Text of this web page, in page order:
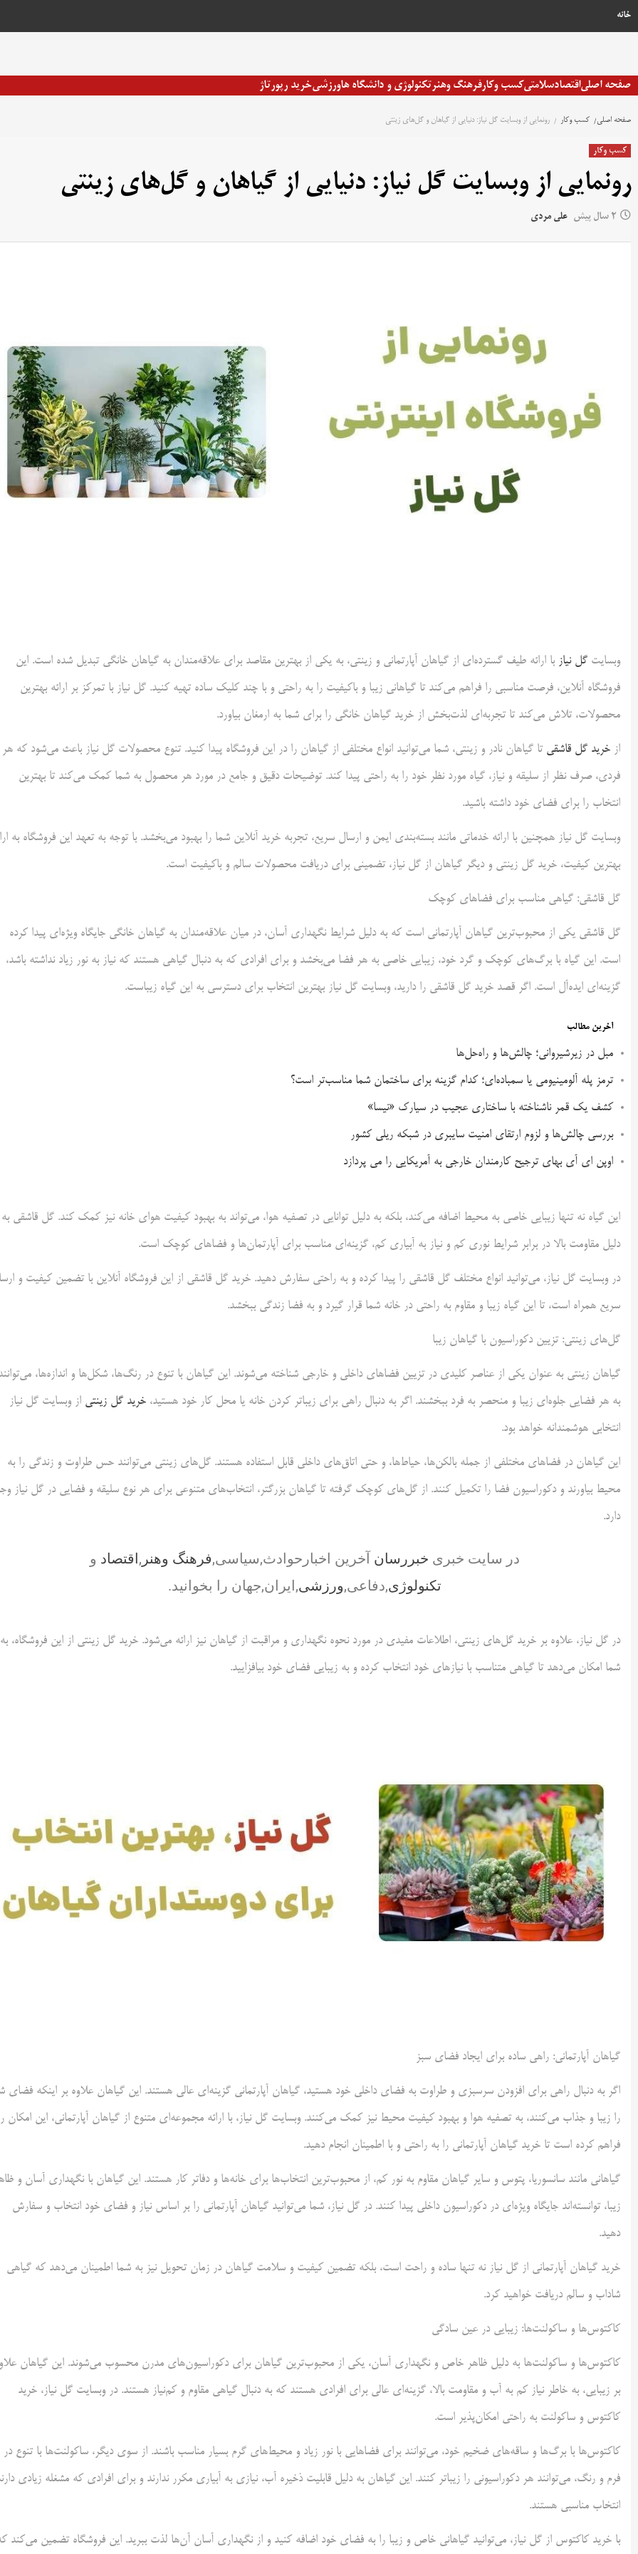
خانه
صفحه اصلیاقتصادسلامتیکسب وکارفرهنگ وهنرتکنولوژی و دانشگاه هاورزشیخرید رپورتاژ
صفحه اصلی کسب وکار رونمایی از وبسایت گل نیاز: دنیایی از گیاهان و گل‌های زینتی
کسب وکار
رونمایی از وبسایت گل نیاز: دنیایی از گیاهان و گل‌های زینتی
2 سال پیش علی مردی
وبسایت گل نیاز با ارائه طیف گسترده‌ای از گیاهان آپارتمانی و زینتی، به یکی از بهترین مقاصد برای علاقه‌مندان به گیاهان خانگی تبدیل شده است. این
فروشگاه آنلاین، فرصت مناسبی را فراهم می‌کند تا گیاهانی زیبا و باکیفیت را به راحتی و با چند کلیک ساده تهیه کنید. گل نیاز با تمرکز بر ارائه بهترین
محصولات، تلاش می‌کند تا تجربه‌ای لذت‌بخش از خرید گیاهان خانگی را برای شما به ارمغان بیاورد.
از خرید گل قاشقی تا گیاهان نادر و زینتی، شما می‌توانید انواع مختلفی از گیاهان را در این فروشگاه پیدا کنید. تنوع محصولات گل نیاز باعث می‌شود که هر
فردی، صرف نظر از سلیقه و نیاز، گیاه مورد نظر خود را به راحتی پیدا کند. توضیحات دقیق و جامع در مورد هر محصول به شما کمک می‌کند تا بهترین
انتخاب را برای فضای خود داشته باشید.
وبسایت گل نیاز همچنین با ارائه خدماتی مانند بسته‌بندی ایمن و ارسال سریع، تجربه خرید آنلاین شما را بهبود می‌بخشد. با توجه به تعهد این فروشگاه به
بهترین کیفیت، خرید گل زینتی و دیگر گیاهان از گل نیاز، تضمینی برای دریافت محصولات سالم و باکیفیت است.
گل قاشقی: گیاهی مناسب برای فضاهای کوچک
گل قاشقی یکی از محبوب‌ترین گیاهان آپارتمانی است که به دلیل شرایط نگهداری آسان، در میان علاقه‌مندان به گیاهان خانگی جایگاه ویژه‌ای پیدا کرده
است. این گیاه با برگ‌های کوچک و گرد خود، زیبایی خاصی به هر فضا می‌بخشد و برای افرادی که به دنبال گیاهی هستند که نیاز به نور زیاد نداشته باشد،
گزینه‌ای ایده‌آل است. اگر قصد خرید گل قاشقی را دارید، وبسایت گل نیاز بهترین انتخاب برای دسترسی به این گیاه زیباست.
آخرین مطالب
مبل در زیرشیروانی؛ چالش‌ها و راه‌حل‌ها
ترمز پله آلومینیومی یا سمباده‌ای؛ کدام گزینه برای ساختمان شما مناسب‌تر است؟
کشف یک قمر ناشناخته با ساختاری عجیب در سیارک «نیسا»
بررسی چالش‌ها و لزوم ارتقای امنیت سایبری در شبکه ریلی کشور
اوپن ای آی بهای ترجیح کارمندان خارجی به آمریکایی را می پردازد
این گیاه نه تنها زیبایی خاصی به محیط اضافه می‌کند، بلکه به دلیل توانایی در تصفیه هوا، می‌تواند به بهبود کیفیت هوای خانه نیز کمک کند. گل قاشقی به
دلیل مقاومت بالا در برابر شرایط نوری کم و نیاز به آبیاری کم، گزینه‌ای مناسب برای آپارتمان‌ها و فضاهای کوچک است.
در وبسایت گل نیاز، می‌توانید انواع مختلف گل قاشقی را پیدا کرده و به راحتی سفارش دهید. خرید گل قاشقی از این فروشگاه آنلاین با تضمین کیفیت و
سریع همراه است، تا این گیاه زیبا و مقاوم به راحتی در خانه شما قرار گیرد و به فضا زندگی ببخشد.
گل‌های زینتی: تزیین دکوراسیون با گیاهان زیبا
گیاهان زینتی به عنوان یکی از عناصر کلیدی در تزیین فضاهای داخلی و خارجی شناخته می‌شوند. این گیاهان با تنوع در رنگ‌ها، شکل‌ها و اندازه‌ها،
به هر فضایی جلوه‌ای زیبا و منحصر به فرد ببخشند. اگر به دنبال راهی برای زیباتر کردن خانه یا محل کار خود هستید، خرید گل زینتی از وبسایت گل نیاز
انتخابی هوشمندانه خواهد بود.
این گیاهان در فضاهای مختلفی از جمله بالکن‌ها، حیاط‌ها، و حتی اتاق‌های داخلی قابل استفاده هستند. گل‌های زینتی می‌توانند حس طراوت و زندگی را به
محیط بیاورند و دکوراسیون فضا را تکمیل کنند. از گل‌های کوچک گرفته تا گیاهان بزرگتر، انتخاب‌های متنوعی برای هر نوع سلیقه و فضایی در گل نیاز
دارد.
در سایت خبری خبررسان آخرین اخبارحوادث,سیاسی,فرهنگ وهنر ,اقتصاد و
تکنولوژی,دفاعی,ورزشی,ایران,جهان را بخوانید.
در گل نیاز، علاوه بر خرید گل‌های زینتی، اطلاعات مفیدی در مورد نحوه نگهداری و مراقبت از گیاهان نیز ارائه می‌شود. خرید گل زینتی از این فروشگاه، به
شما امکان می‌دهد تا گیاهی متناسب با نیازهای خود انتخاب کرده و به زیبایی فضای خود بیافزایید.
گیاهان آپارتمانی: راهی ساده برای ایجاد فضای سبز
اگر به دنبال راهی برای افزودن سرسبزی و طراوت به فضای داخلی خود هستید، گیاهان آپارتمانی گزینه‌ای عالی هستند. این گیاهان علاوه بر اینکه فضای
را زیبا و جذاب می‌کنند، به تصفیه هوا و بهبود کیفیت محیط نیز کمک می‌کنند. وبسایت گل نیاز، با ارائه مجموعه‌ای متنوع از گیاهان آپارتمانی، این امکان
فراهم کرده است تا خرید گیاهان آپارتمانی را به راحتی و با اطمینان انجام دهید.
گیاهانی مانند سانسوریا، پتوس و سایر گیاهان مقاوم به نور کم، از محبوب‌ترین انتخاب‌ها برای خانه‌ها و دفاتر کار هستند. این گیاهان با نگهداری آسان و
زیبا، توانسته‌اند جایگاه ویژه‌ای در دکوراسیون داخلی پیدا کنند. در گل نیاز، شما می‌توانید گیاهان آپارتمانی را بر اساس نیاز و فضای خود انتخاب و سفارش
دهید.
خرید گیاهان آپارتمانی از گل نیاز نه تنها ساده و راحت است، بلکه تضمین کیفیت و سلامت گیاهان در زمان تحویل نیز به شما اطمینان می‌دهد که گیاهی
شاداب و سالم دریافت خواهید کرد.
کاکتوس‌ها و ساکولنت‌ها: زیبایی در عین سادگی
کاکتوس‌ها و ساکولنت‌ها به دلیل ظاهر خاص و نگهداری آسان، یکی از محبوب‌ترین گیاهان برای دکوراسیون‌های مدرن محسوب می‌شوند. این گیاهان
بر زیبایی، به خاطر نیاز کم به آب و مقاومت بالا، گزینه‌ای عالی برای افرادی هستند که به دنبال گیاهی مقاوم و کم‌نیاز هستند. در وبسایت گل نیاز، خرید
کاکتوس و ساکولنت به راحتی امکان‌پذیر است.
کاکتوس‌ها با برگ‌ها و ساقه‌های ضخیم خود، می‌توانند برای فضاهایی با نور زیاد و محیط‌های گرم بسیار مناسب باشند. از سوی دیگر، ساکولنت‌ها با تنوع در
فرم و رنگ، می‌توانند هر دکوراسیونی را زیباتر کنند. این گیاهان به دلیل قابلیت ذخیره آب، نیازی به آبیاری مکرر ندارند و برای افرادی که مشغله زیادی
انتخاب مناسبی هستند.
با خرید کاکتوس از گل نیاز، می‌توانید گیاهانی خاص و زیبا را به فضای خود اضافه کنید و از نگهداری آسان آن‌ها لذت ببرید. این فروشگاه تضمین می‌کند